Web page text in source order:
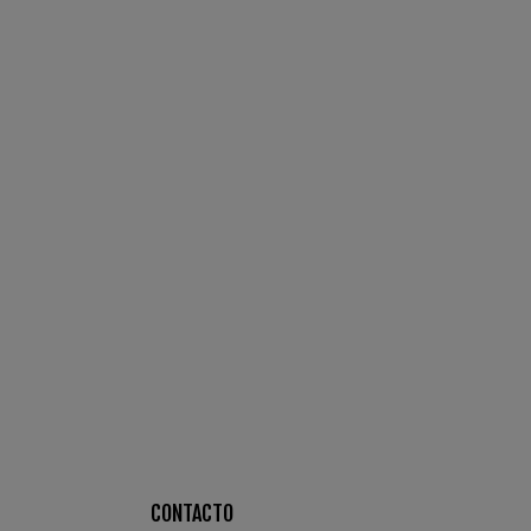
CONTACTO